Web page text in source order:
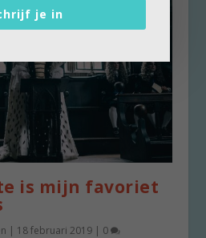
is mijn favoriet
| 18 februari 2019 | 0
je in